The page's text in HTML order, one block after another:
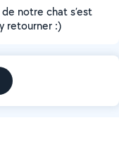
notre chat s’est
retourner :)